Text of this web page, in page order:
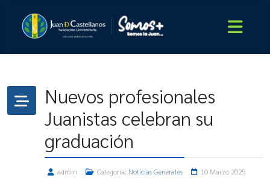
Nuevos profesionales
Juanistas celebran su
graduación
admin Categoría: Noticias Generales
10 Marzo 2025